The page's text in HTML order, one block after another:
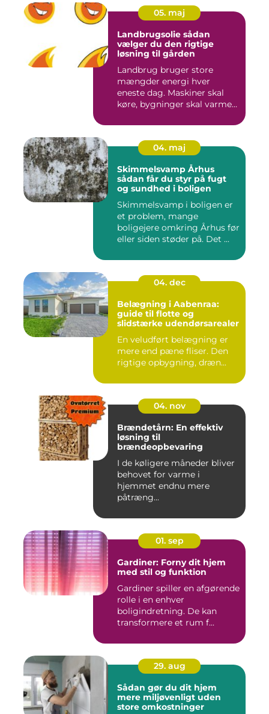
05. maj
Landbrugsolie sådan
vælger du den rigtige
løsning til gården
Landbrug bruger store
mængder energi hver
eneste dag. Maskiner skal
køre, bygninger skal varmes
04. maj
Skimmelsvamp Århus
sådan får du styr på fugt
og sundhed i boligen
Skimmelsvamp i boligen er
et problem, mange
boligejere omkring Århus før
eller siden støder på. Det ...
04. dec
Belægning i Aabenraa:
guide til flotte og
slidstærke udendørsarealer
En veludført belægning er
mere end pæne fliser. Den
rigtige opbygning, dræn...
04. nov
Brændetårn: En effektiv
løsning til
brændeopbevaring
I de køligere måneder bliver
behovet for varme i
hjemmet endnu mere
påtræng...
01. sep
Gardiner: Forny dit hjem
med stil og funktion
Gardiner spiller en afgørende
rolle i en enhver
boligindretning. De kan
transformere et rum f...
29. aug
Sådan gør du dit hjem
mere miljøvenligt uden
store omkostninger